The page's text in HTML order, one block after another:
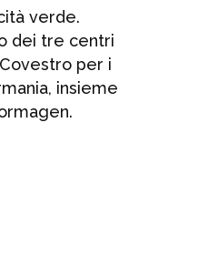
verde.
dei tre centri
per i
insieme